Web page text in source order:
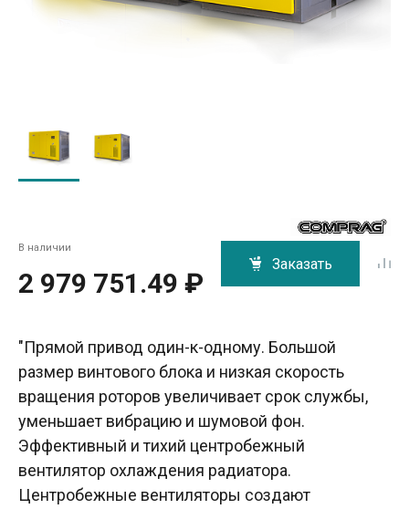
В наличии
2 979 751.49 ₽
Заказать
"Прямой привод один-к-одному. Большой
размер винтового блока и низкая скорость
вращения роторов увеличивает срок службы,
уменьшает вибрацию и шумовой фон.
Эффективный и тихий центробежный
вентилятор охлаждения радиатора.
Центробежные вентиляторы создают